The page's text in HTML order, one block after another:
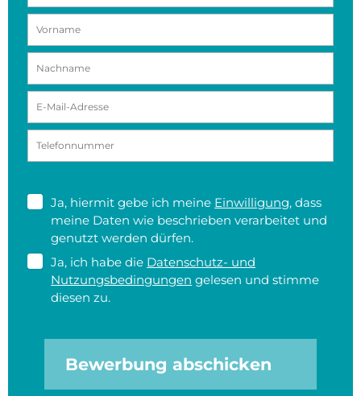
Ja, hiermit gebe ich meine Einwilligung, dass
meine Daten wie beschrieben verarbeitet und
genutzt werden dürfen.
Ja, ich habe die Datenschutz- und
Nutzungsbedingungen gelesen und stimme
diesen zu.
Bewerbung abschicken